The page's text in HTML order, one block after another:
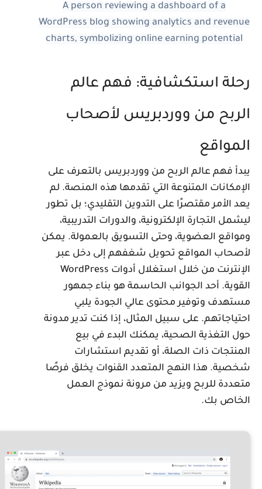
A person reviewing a dashboard of a
WordPress blog showing analytics and
charts, symbolizing online earning potential
استكشافية: فهم عالم
من ووردبريس لأصحاب
فهم عالم الربح من ووردبريس بالتعرف على
المتنوعة التي تقدمها هذه المنصة. لم
الأمر مقتصرًا على التدوين التقليدي؛ بل تطور
التجارة الإلكترونية، والدورات التدريبية،
العضوية، وحتى التسويق بالعمولة. يمكن
المواقع تحويل شغفهم إلى دخل عبر
الإنترنت من خلال استغلال أدوات WordPress
أحد الجوانب الحاسمة هو بناء جمهور
وتوفير محتوى عالي الجودة يلبي
على سبيل المثال، إذا كنت تدير مدونة
التغذية الصحية، يمكنك البدء في بيع
ذات الصلة، أو تقديم استشارات
هذا النهج المتعدد القنوات يخلق فرصًا
للربح ويزيد من مرونة نموذج العمل
بك.